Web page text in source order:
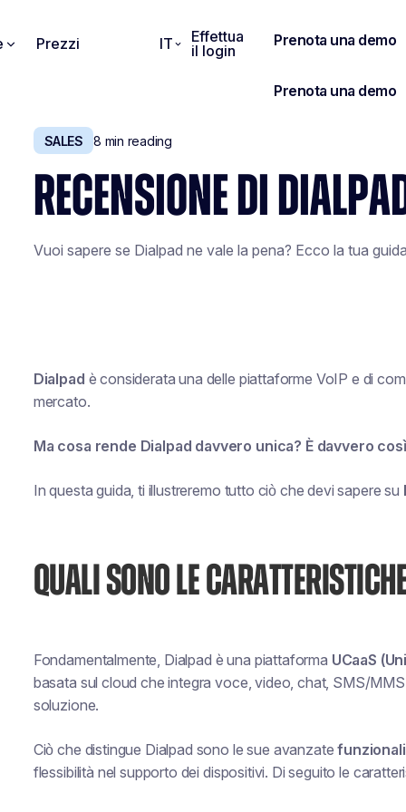
Prezzi IT
Effettua
il login
SALES 8 min reading
RECENSIONE DI
Vuoi sapere se Dialpad ne vale la pena? Ecco la tua
Dialpad è considerata una delle piattaforme VoIP e di
mercato.
Ma cosa rende Dialpad davvero unica? È davvero
In questa guida, ti illustreremo tutto ciò che devi sapere su
QUALI SONO LE
Fondamentalmente, Dialpad è una piattaforma UCaaS
basata sul cloud che integra voce, video, chat, SMS/
soluzione.
Ciò che distingue Dialpad sono le sue avanzate
flessibilità nel supporto dei dispositivi. Di seguito le